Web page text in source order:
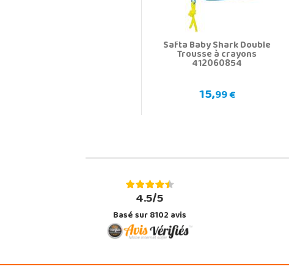
Safta Baby Shark Double
Trousse à crayons
412060854
15,99 €
4.5/5
Basé sur 8102 avis